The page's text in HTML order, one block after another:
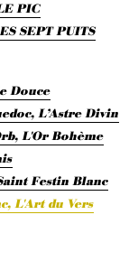
PIC
SEPT PUITS
Douce
L’Astre Divin
L'Or Bohème
Festin Blanc
L'Art du Vers